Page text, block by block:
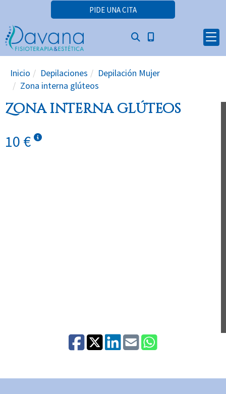
PIDE UNA CITA
Inicio Depilaciones
Depilación Mujer
Zona interna glúteos
Zona interna glúteos
10 €